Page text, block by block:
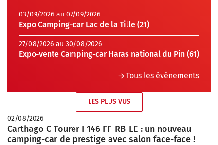
03/09/2026 au 07/09/2026
Expo Camping-car Lac de la Tille (21)
27/08/2026 au 30/08/2026
Expo-vente Camping-car Haras national du Pin (61)
Tous les évènements
LES PLUS VUS
02/08/2026
Carthago C-Tourer I 146 FF-RB-LE : un nouveau
camping-car de prestige avec salon face-face !